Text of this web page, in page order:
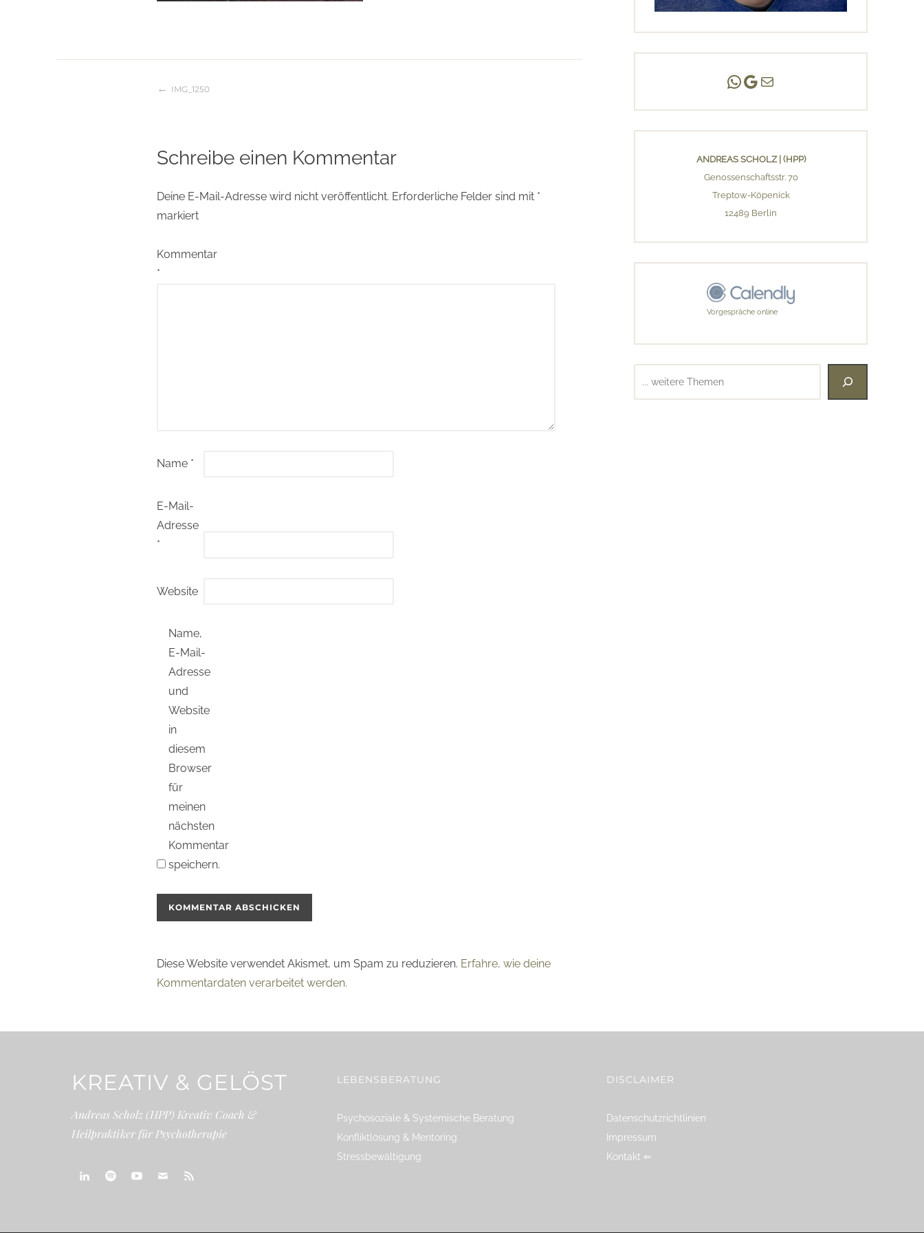
Beitragsnavigation
IMG_1250
Schreibe einen Kommentar
Deine E-Mail-Adresse wird nicht veröffentlicht. Erforderliche Felder sind mit *
markiert
Kommentar
*
Name *
E-Mail-
Adresse
*
Website
Name,
E-Mail-
Adresse
und
Website
in
diesem
Browser
für
meinen
nächsten
Kommentar
speichern.
Diese Website verwendet Akismet, um Spam zu reduzieren. Erfahre, wie deine
Kommentardaten verarbeitet werden.
Andreas Scholz | (HPP)
Praxis Adlershof
E-Mail an mich ...
ANDREAS SCHOLZ | (HPP)
Genossenschaftsstr. 70
Treptow-Köpenick
12489 Berlin
Vorgespräche online
KREATIV & GELÖST
Andreas Scholz (HPP) Kreativ Coach &
Heilpraktiker für Psychotherapie
LEBENSBERATUNG
Psychosoziale & Systemische Beratung
Konfliktlösung & Mentoring
Stressbewältigung
DISCLAIMER
Datenschutzrichtlinien
Impressum
Kontakt ⇐